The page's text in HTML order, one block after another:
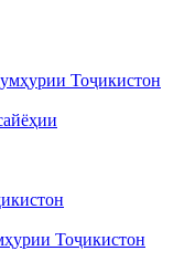
Тоҷикистон
Тоҷикистон